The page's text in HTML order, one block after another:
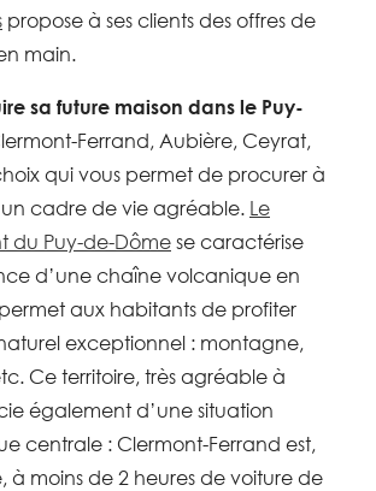
propose à ses clients des offres de
main.
sa future maison dans le Puy-
Ferrand, Aubière, Ceyrat,
qui vous permet de procurer à
cadre de vie agréable. Le
du Puy-de-Dôme se caractérise
d’une chaîne volcanique en
aux habitants de profiter
exceptionnel : montagne,
Ce territoire, très agréable à
également d’une situation
centrale : Clermont-Ferrand est,
à moins de 2 heures de voiture de